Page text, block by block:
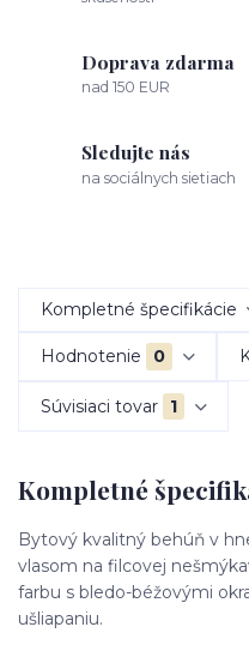
Doprava zdarma
nad 150 EUR
Sledujte nás
na sociálnych sietiach
Kompletné špecifikácie
Hodnotenie 0
Súvisiaci tovar 1
Kompletné
Bytový kvalitný behúň v
vlasom na filcovej
farbu s bledo-béžovými
ušliapaniu.